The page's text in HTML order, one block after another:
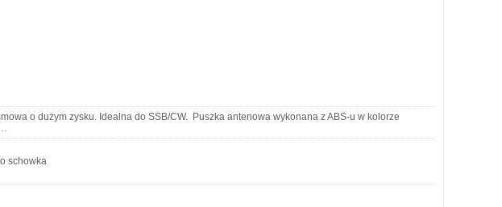
o dużym zysku. Idealna do SSB/CW. Puszka antenowa wykonana z ABS-u w kolorze
schowka